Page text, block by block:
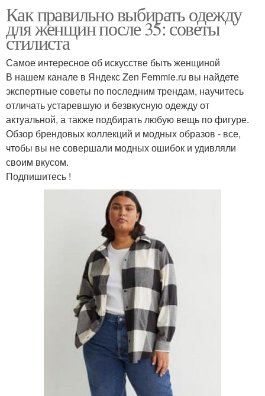
Как правильно выбирать одежду
для женщин после 35: советы
стилиста
Самое интересное об искусстве быть женщиной
В нашем канале в Яндекс Zen Femmie.ru вы найдете
экспертные советы по последним трендам, научитесь
отличать устаревшую и безвкусную одежду от
актуальной, а также подбирать любую вещь по фигуре.
Обзор брендовых коллекций и модных образов - все,
чтобы вы не совершали модных ошибок и удивляли
своим вкусом.
Подпишитесь !